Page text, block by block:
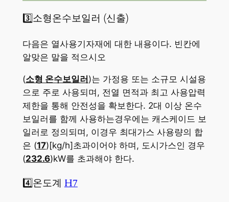
3️⃣소형온수보일러 (신출)
다음은 열사용기자재에 대한 내용이다. 빈칸에
알맞은 말을 적으시오
(소형 온수보일러)는 가정용 또는 소규모 시설용
으로 주로 사용되며, 전열 면적과 최고 사용압력
제한을 통해 안전성을 확보한다. 2대 이상 온수
보일러를 함께 사용하는경우에는 캐스케이드 보
일러로 정의되며, 이경우 최대가스 사용량의 합
은 (17)[kg/h]초과이어야 하며, 도시가스인 경우
(232.6)kW를 초과해야 한다.
4️⃣온도계 H7